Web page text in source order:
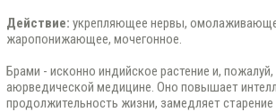
Действие: укрепляющее нервы,
жаропонижающее, мочегонное.
Брами - исконно индийское растение и,
аюрведической медицине. Оно повышает
продолжительность жизни, замедляет старение